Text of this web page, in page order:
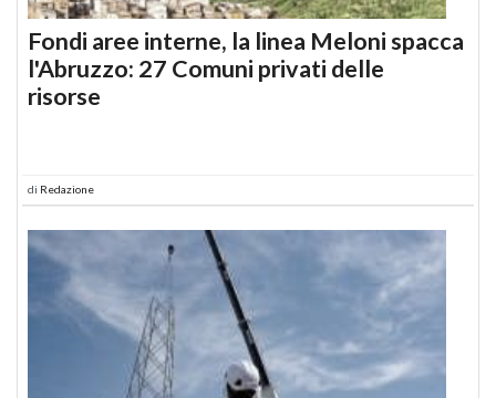
Fondi aree interne, la linea Meloni spacca
l'Abruzzo: 27 Comuni privati delle
risorse
di Redazione